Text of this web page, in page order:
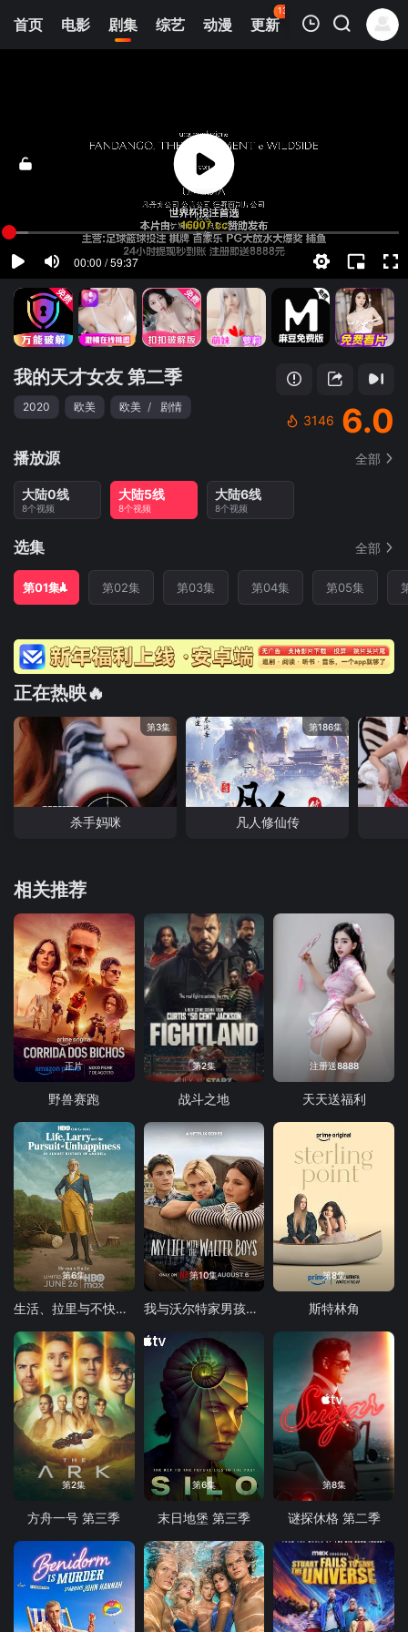
首页 电影 剧集 综艺 动漫 更新
137
热榜 APP
清空
我的天才女友 第二季
2020 欧美 欧美 / 剧情
3146 6.0
播放源 全部
大陆0线
8个视频
大陆5线
8个视频
大陆6线
8个视频
选集 全部
第01集 第02集 第03集 第04集 第05集
正在热映🔥
第3集
杀手妈咪
第186集
凡人修仙传
相关推荐
正片
野兽赛跑
第2集
战斗之地
注册送8888
天天送福利
第6集
生活、拉里与不快乐的追求：一部美国史
第10集
我与沃尔特家男孩的生活 第三季
第8集
斯特林角
第2集
方舟一号 第三季
第6集
末日地堡 第三季
第8集
谜探休格 第二季